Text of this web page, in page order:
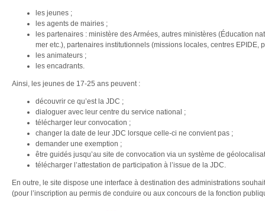
les jeunes ;
les agents de mairies ;
les partenaires : ministère des Armées, autres ministères (Éducation
mer etc.), partenaires institutionnels (missions locales, centres
les animateurs ;
les encadrants.
Ainsi, les jeunes de 17-25 ans peuvent :
découvrir ce qu’est la JDC ;
dialoguer avec leur centre du service national ;
télécharger leur convocation ;
changer la date de leur JDC lorsque celle-ci ne convient pas ;
demander une exemption ;
être guidés jusqu’au site de convocation via un système de
télécharger l’attestation de participation à l’issue de la JDC.
En outre, le site dispose une interface à destination des administrations
(pour l’inscription au permis de conduire ou aux concours de la fonction